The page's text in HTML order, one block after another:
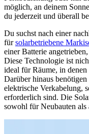
möglich, an deinem
du jederzeit und überall
Du suchst nach einer
fürsolarbetriebene
einer Batterie
Diese Technologie ist
ideal für Räume, in
Darüber hinaus
elektrische Verkabelung,
erforderlich sind. Die
sowohl für Neubauten